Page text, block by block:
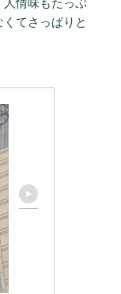
てさっぱりと